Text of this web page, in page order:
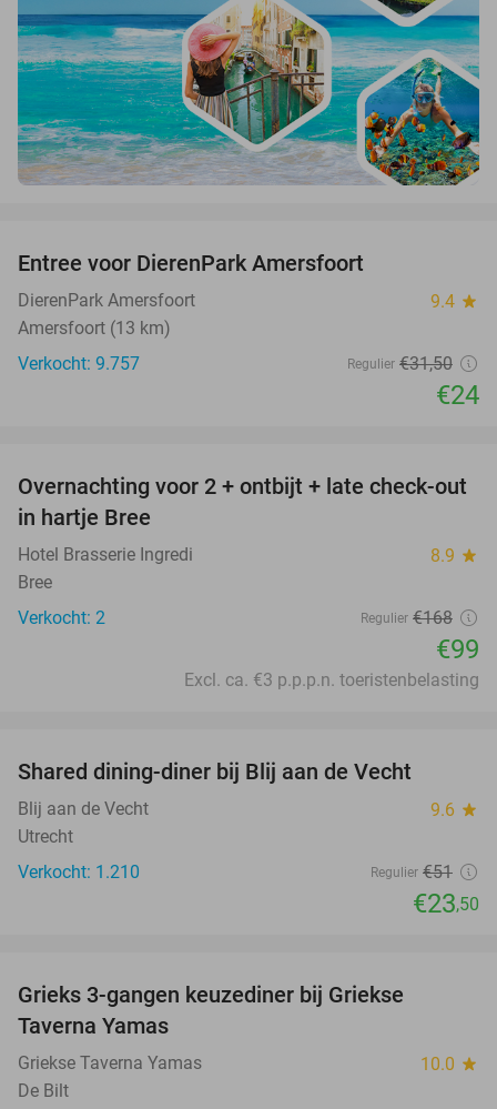
Entree voor DierenPark Amersfoort
DierenPark Amersfoort 9.4 star
Amersfoort (13 km)
Verkocht: 9.757
Regulier €31,50
€24
41%
TODAY
Overnachting voor 2 + ontbijt + late check-out
in hartje Bree
Hotel Brasserie Ingredi 8.9 star
Bree
Verkocht: 2
Regulier €168
€99
Excl. ca. €3 p.p.p.n. toeristenbelasting
Shared dining-diner bij Blij aan de Vecht
Blij aan de Vecht 9.6 star
Utrecht
Verkocht: 1.210
Regulier €51
€23,50
Grieks 3-gangen keuzediner bij Griekse
Taverna Yamas
Griekse Taverna Yamas 10.0 star
De Bilt